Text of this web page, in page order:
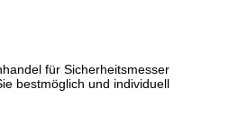
für Sicherheitsmesser
bestmöglich und individuell